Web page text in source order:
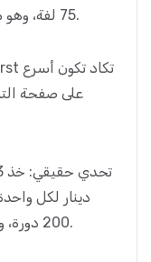
75 لفة، وهو ما يعادل 2.5٪ من رأس المال الأصلي.
200 دورة، وهذا يعادل 9٪ من إجمالي استثمارك.